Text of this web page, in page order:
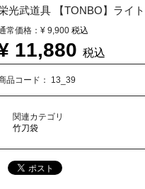
光武道具 【TONBO】ライ
常価格： ¥ 9,900 税込
11,880 税込
品コード： 13_39
関連カテゴリ
竹刀袋